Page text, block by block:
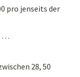
pro jenseits der
…
28, 50